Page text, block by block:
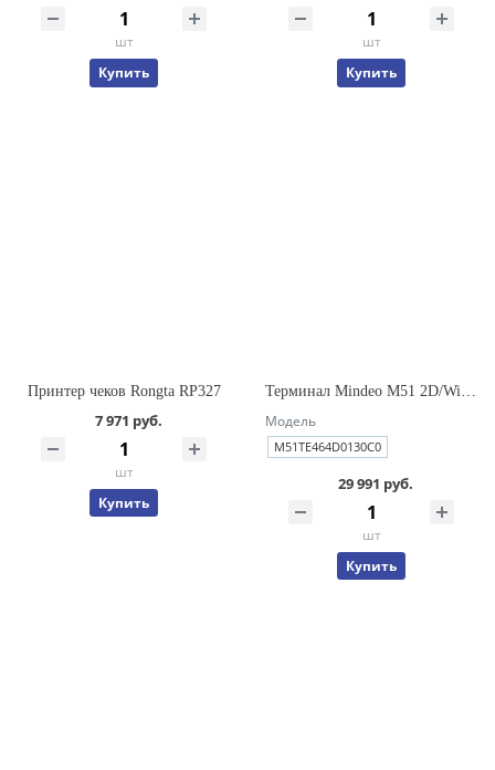
шт
Купить
шт
Купить
Принтер чеков Rongta RP327
7 971 руб.
шт
Купить
Модель
M51TE464D0130C0
29 991 руб.
шт
Купить